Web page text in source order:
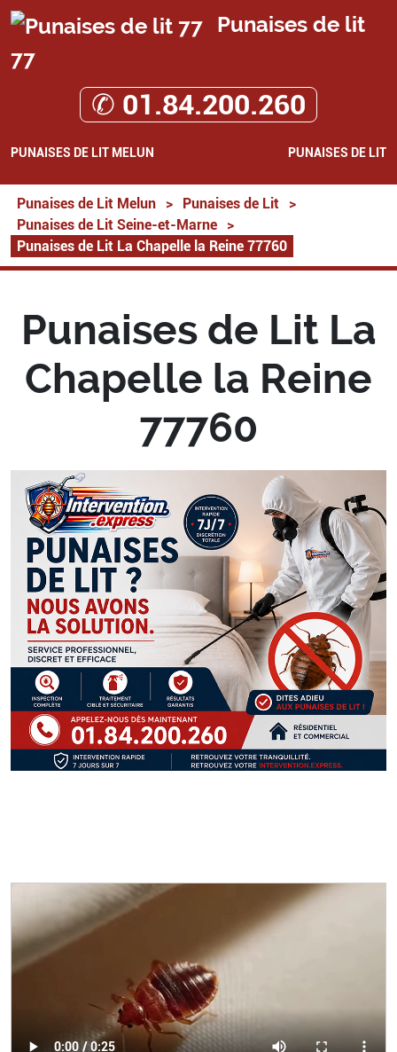
Punaises de lit
77
✆ 01.84.200.260
PUNAISES DE LIT MELUN PUNAISES DE LIT
Punaises de Lit Melun > Punaises de Lit
>
Punaises de Lit Seine-et-Marne
>
Punaises de Lit La Chapelle la Reine 77760
Punaises de Lit La
Chapelle la Reine
77760